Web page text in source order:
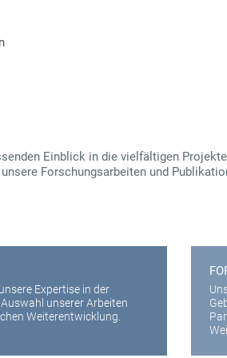
Einblick in die vielfältigen
Forschungsarbeiten und
Expertise in der
unserer Arbeiten
Weiterentwicklung.